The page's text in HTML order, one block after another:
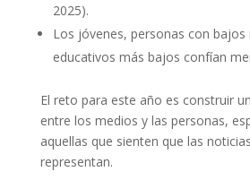
2025).
Los jóvenes, personas con bajos
educativos más bajos confían
El reto para este año es construir
entre los medios y las personas,
aquellas que sienten que las
representan.